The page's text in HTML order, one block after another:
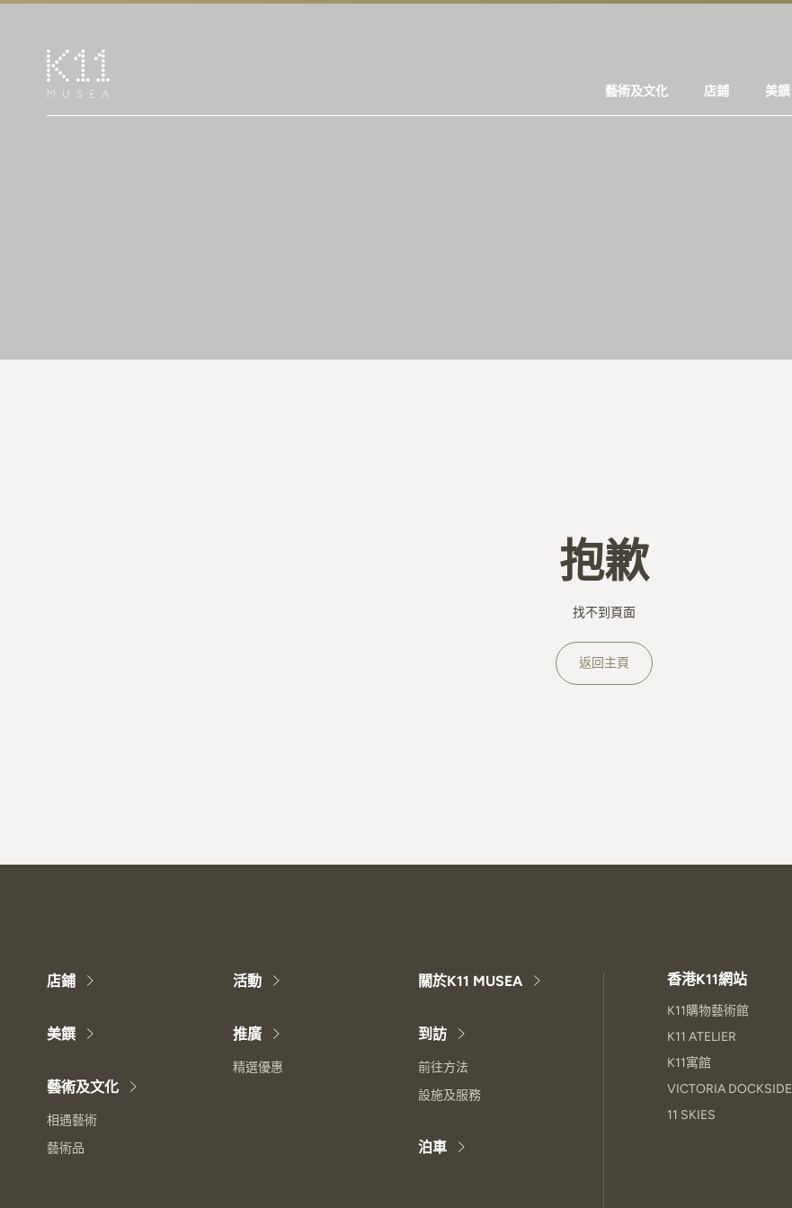
藝術及文化 店鋪 美饌
抱歉
找不到頁面
返回主頁
店鋪
美饌
藝術及文化
相遇藝術
藝術品
活動
推廣
精選優惠
關於K11 MUSEA
到訪
前往方法
設施及服務
泊車
香港K11網站
K11購物藝術館
K11 ATELIER
K11寓館
VICTORIA DOCKSIDE
11 SKIES